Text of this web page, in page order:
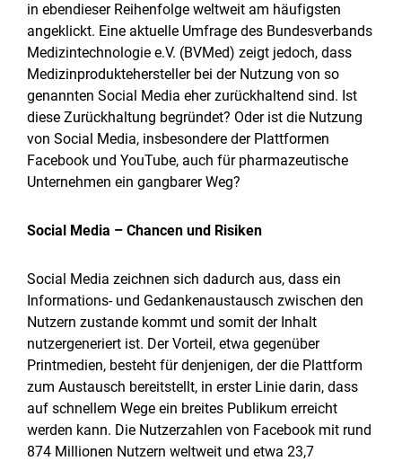
in ebendieser Reihenfolge weltweit am häufigsten
angeklickt. Eine aktuelle Umfrage des Bundesverbands
Medizintechnologie e.V. (BVMed) zeigt jedoch, dass
Medizinproduktehersteller bei der Nutzung von so
genannten Social Media eher zurückhaltend sind. Ist
diese Zurückhaltung begründet? Oder ist die Nutzung
von Social Media, insbesondere der Plattformen
Facebook und YouTube, auch für pharmazeutische
Unternehmen ein gangbarer Weg?
Social Media – Chancen und Risiken
Social Media zeichnen sich dadurch aus, dass ein
Informations- und Gedankenaustausch zwischen den
Nutzern zustande kommt und somit der Inhalt
nutzergeneriert ist. Der Vorteil, etwa gegenüber
Printmedien, besteht für denjenigen, der die Plattform
zum Austausch bereitstellt, in erster Linie darin, dass
auf schnellem Wege ein breites Publikum erreicht
werden kann. Die Nutzerzahlen von Facebook mit rund
874 Millionen Nutzern weltweit und etwa 23,7